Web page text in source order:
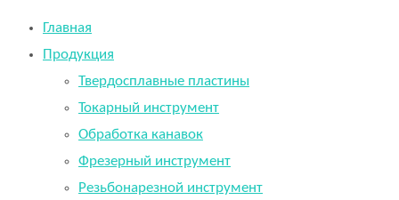
Главная
Продукция
Твердосплавные пластины
Токарный инструмент
Обработка канавок
Фрезерный инструмент
Резьбонарезной инструмент